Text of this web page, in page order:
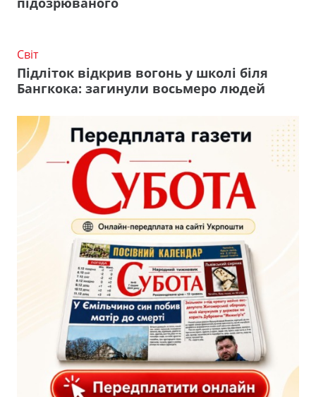
Світ
Підліток відкрив вогонь у школі біля
Бангкока: загинули восьмеро людей